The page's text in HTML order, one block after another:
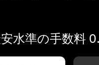
水準の手数料